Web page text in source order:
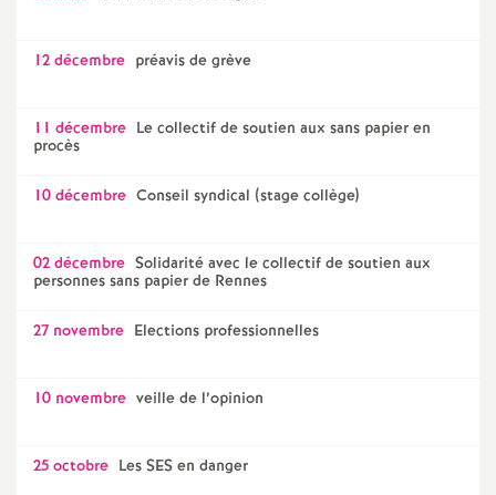
12 décembre préavis de grève
11 décembre Le collectif de soutien aux sans papier en
procès
10 décembre Conseil syndical (stage collège)
02 décembre Solidarité avec le collectif de soutien aux
personnes sans papier de Rennes
27 novembre Elections professionnelles
10 novembre veille de l’opinion
25 octobre Les SES en danger